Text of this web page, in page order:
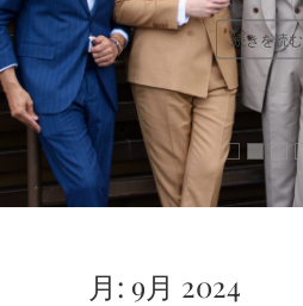
続きを読む
月: 9月 2024